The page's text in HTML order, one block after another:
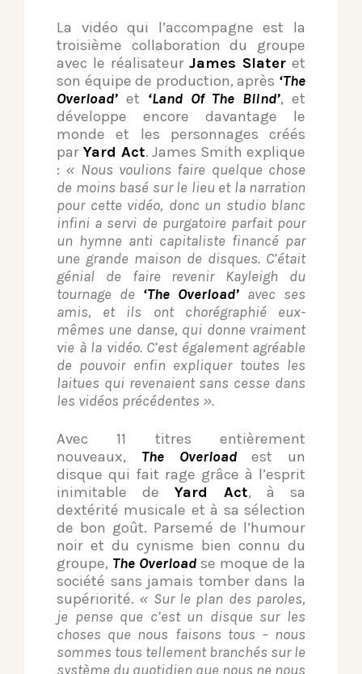
La vidéo qui l’accompagne est la
troisième collaboration du groupe
avec le réalisateurJames Slater et
son équipe de production, après ‘The
Overload’ et ‘Land Of The Blind’, et
développe encore davantage le
monde et les personnages créés
par Yard Act. James Smith explique
: « Nous voulions faire quelque chose
de moins basé sur le lieu et la narration
pour cette vidéo, donc un studio blanc
infini a servi de purgatoire parfait pour
un hymne anti capitaliste financé par
une grande maison de disques. C’était
génial de faire revenir Kayleigh du
tournage de ‘The Overload’ avec ses
amis, et ils ont chorégraphié eux-
mêmes une danse, qui donne vraiment
vie à la vidéo. C’est également agréable
de pouvoir enfin expliquer toutes les
laitues qui revenaient sans cesse dans
les vidéos précédentes ».
Avec 11 titres entièrement
nouveaux, The Overloadest un
disque qui fait rage grâce à l’esprit
inimitable de Yard Act, à sa
dextérité musicale et à sa sélection
de bon goût. Parsemé de l’humour
noir et du cynisme bien connu du
groupe, The Overload se moque de la
société sans jamais tomber dans la
supériorité. « Sur le plan des paroles,
je pense que c’est un disque sur les
choses que nous faisons tous – nous
sommes tous tellement branchés sur le
système du quotidien que nous ne nous